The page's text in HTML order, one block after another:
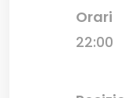
Orari
22:00